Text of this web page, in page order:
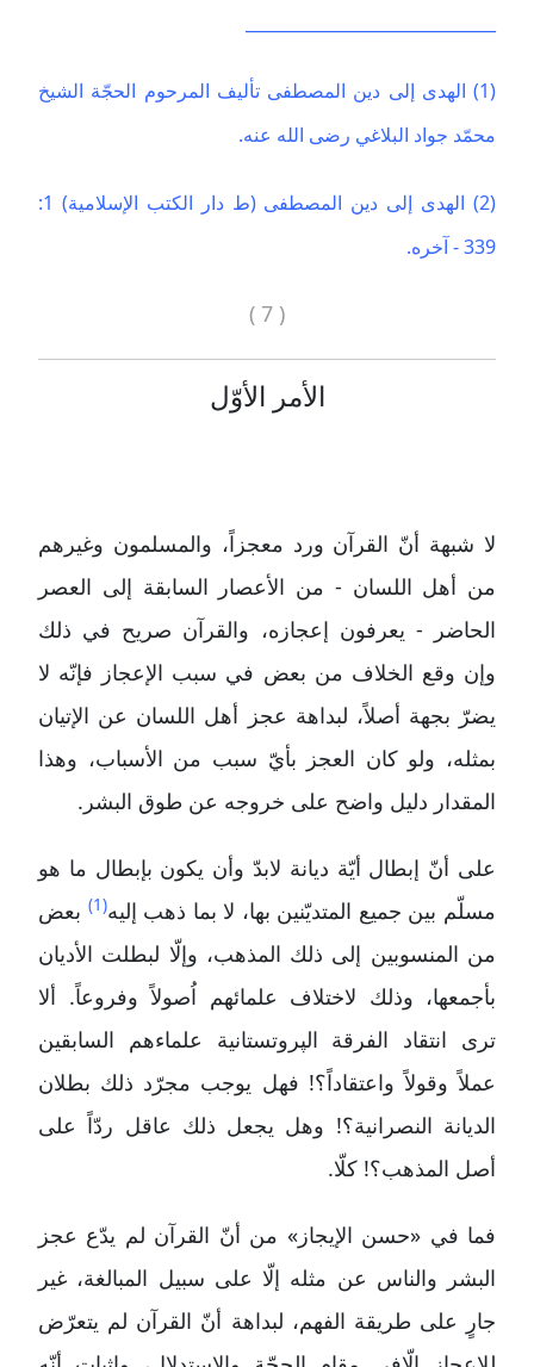
(1) الهدى إلى دين المصطفى تأليف المرحوم الحجّة الشيخ
محمّد جواد البلاغي رضى الله عنه.
(2) الهدى إلى دين المصطفى (ط دار الكتب الإسلامية) 1:
339 - آخره.
( 7 )
الأمر الأوّل
لا شبهة أنّ القرآن ورد معجزاً، والمسلمون وغيرهم
من أهل اللسان - من الأعصار السابقة إلى العصر
الحاضر - يعرفون إعجازه، والقرآن صريح في ذلك
وإن وقع الخلاف من بعض في سبب الإعجاز فإنّه لا
يضرّ بجهة أصلاً، لبداهة عجز أهل اللسان عن الإتيان
بمثله، ولو كان العجز بأيّ سبب من الأسباب، وهذا
المقدار دليل واضح على خروجه عن طوق البشر.
على أنّ إبطال أيّة ديانة لابدّ وأن يكون بإبطال ما هو
مسلّم بين جميع المتديّنين بها، لا بما ذهب إليه(1)
بعض
من المنسوبين إلى ذلك المذهب، وإلّا لبطلت الأديان
بأجمعها، وذلك لاختلاف علمائهم اُصولاً وفروعاً. ألا
ترى انتقاد الفرقة الپروتستانية علماءهم السابقين
عملاً وقولاً واعتقاداً؟! فهل يوجب مجرّد ذلك بطلان
الديانة النصرانية؟! وهل يجعل ذلك عاقل ردّاً على
أصل المذهب؟! كلّا.
فما في «حسن الإيجاز» من أنّ القرآن لم يدّع عجز
البشر والناس عن مثله إلّا على سبيل المبالغة، غير
جارٍ على طريقة الفهم، لبداهة أنّ القرآن لم يتعرّض